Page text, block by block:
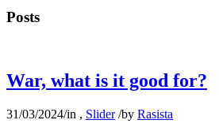
Posts
War, what is it good for?
31/03/2024/in , Slider /by Rasista